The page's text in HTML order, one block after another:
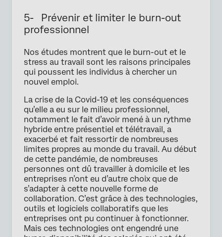
5- Prévenir et limiter le burn-out
professionnel
Nos études montrent que le burn-out et le
stress au travail sont les raisons principales
qui poussent les individus à chercher un
nouvel emploi.
La crise de la Covid-19 et les conséquences
qu’elle a eu sur le milieu professionnel,
notamment le fait d’avoir mené à un rythme
hybride entre présentiel et télétravail, a
exacerbé et fait ressortir de nombreuses
limites propres au monde du travail. Au début
de cette pandémie, de nombreuses
personnes ont dû travailler à domicile et les
entreprises n’ont eu d’autre choix que de
s’adapter à cette nouvelle forme de
collaboration. C’est grâce à des technologies,
outils et logiciels collaboratifs que les
entreprises ont pu continuer à fonctionner.
Mais ces technologies ont engendré une